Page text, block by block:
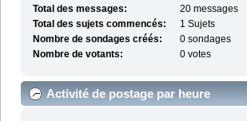
Total des messages:
20 messages
Total des sujets commencés:
1 Sujets
Nombre de sondages créés:
0 sondages
Nombre de votants:
0 votes
Activité de postage par heure